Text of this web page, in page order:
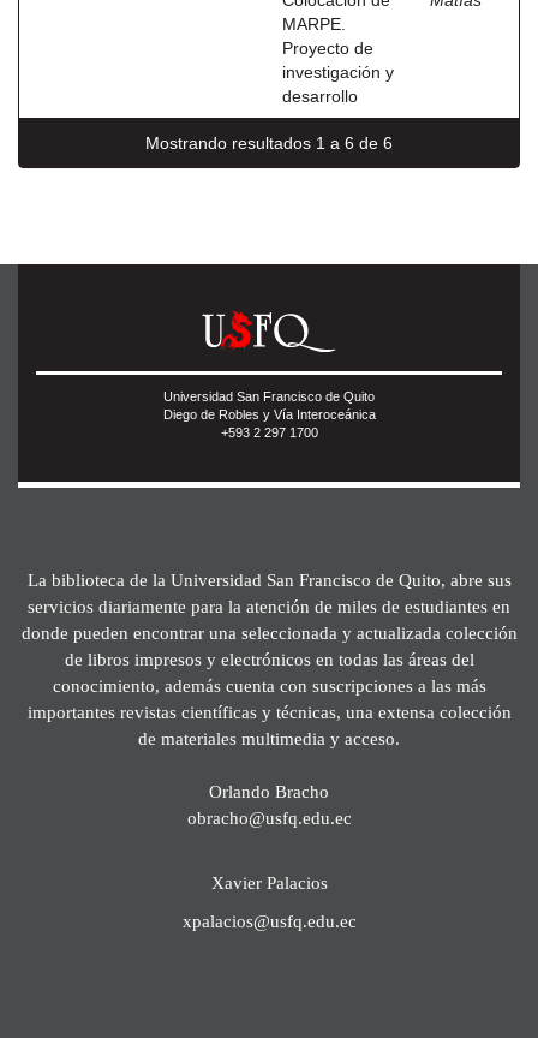
MARPE.
Proyecto de
investigación y
desarrollo
Mostrando resultados 1 a 6 de 6
Universidad San Francisco de Quito
Diego de Robles y Vía Interoceánica
+593 2 297 1700
La biblioteca de la Universidad San Francisco de Quito, abre sus
servicios diariamente para la atención de miles de estudiantes en
donde pueden encontrar una seleccionada y actualizada colección
de libros impresos y electrónicos en todas las áreas del
conocimiento, además cuenta con suscripciones a las más
importantes revistas científicas y técnicas, una extensa colección
de materiales multimedia y acceso.
Orlando Bracho
obracho@usfq.edu.ec
Xavier Palacios
xpalacios@usfq.edu.ec